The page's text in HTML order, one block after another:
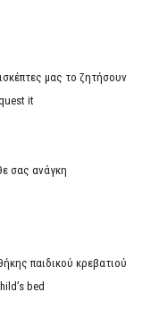
μας το ζητήσουν
it
σας ανάγκη
παιδικού κρεβατιού
bed